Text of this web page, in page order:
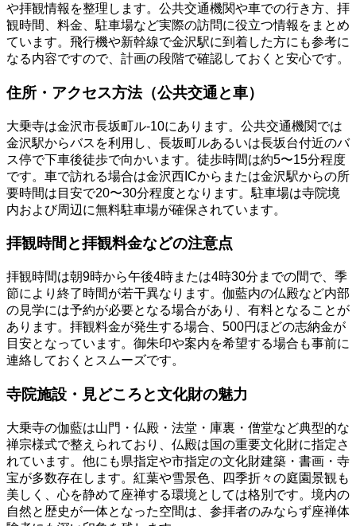
や拝観情報を整理します。公共交通機関や車での行き方、拝
観時間、料金、駐車場など実際の訪問に役立つ情報をまとめ
ています。飛行機や新幹線で金沢駅に到着した方にも参考に
なる内容ですので、計画の段階で確認しておくと安心です。
住所・アクセス方法（公共交通と車）
大乗寺は金沢市長坂町ル‐10にあります。公共交通機関では
金沢駅からバスを利用し、長坂町ルあるいは長坂台付近のバ
ス停で下車後徒歩で向かいます。徒歩時間は約5〜15分程度
です。車で訪れる場合は金沢西ICからまたは金沢駅からの所
要時間は目安で20〜30分程度となります。駐車場は寺院境
内および周辺に無料駐車場が確保されています。
拝観時間と拝観料金などの注意点
拝観時間は朝9時から午後4時または4時30分までの間で、季
節により終了時間が若干異なります。伽藍内の仏殿など内部
の見学には予約が必要となる場合があり、有料となることが
あります。拝観料金が発生する場合、500円ほどの志納金が
目安となっています。御朱印や案内を希望する場合も事前に
連絡しておくとスムーズです。
寺院施設・見どころと文化財の魅力
大乗寺の伽藍は山門・仏殿・法堂・庫裏・僧堂など典型的な
禅宗様式で整えられており、仏殿は国の重要文化財に指定さ
れています。他にも県指定や市指定の文化財建築・書画・寺
宝が多数存在します。紅葉や雪景色、四季折々の庭園景観も
美しく、心を静めて座禅する環境としては格別です。境内の
自然と歴史が一体となった空間は、参拝者のみならず座禅体